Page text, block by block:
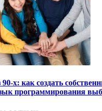
х: как создать
программирования